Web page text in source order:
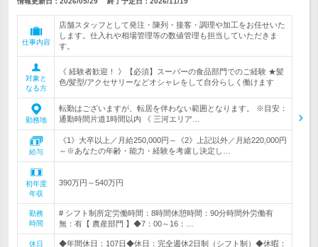
仕事内容
店舗スタッフとして発注・陳列・接客・調理や加工をお任せいた
します。仕入れや相場管理等の数値管理も担当していただきま
す。
対象と
なる方
《 経験者歓迎！ 》【必須】スーパーの食品部門でのご経験 ★髪
色/髪型/アクセサリーなどオシャレをして自分らしく働けます
勤務地
転勤はございますが、転居を伴わない範囲となります。 ※目安：
通勤時間片道1時間以内 《 三河エリア…
給与
《1》大卒以上／月給250,000円～《2》上記以外／月給220,000円
～※あなたの年齢・能力・経験を考慮し決定し…
初年度
年収
390万円～540万円
勤務
時間
# シフト制所定労働時間：8時間休憩時間：90分時間外労働有
無：有【 農産部門 】◆7：00～16：…
休日 ◆年間休日：107日◆休日：完全週休2日制（シフト制）◆休暇：